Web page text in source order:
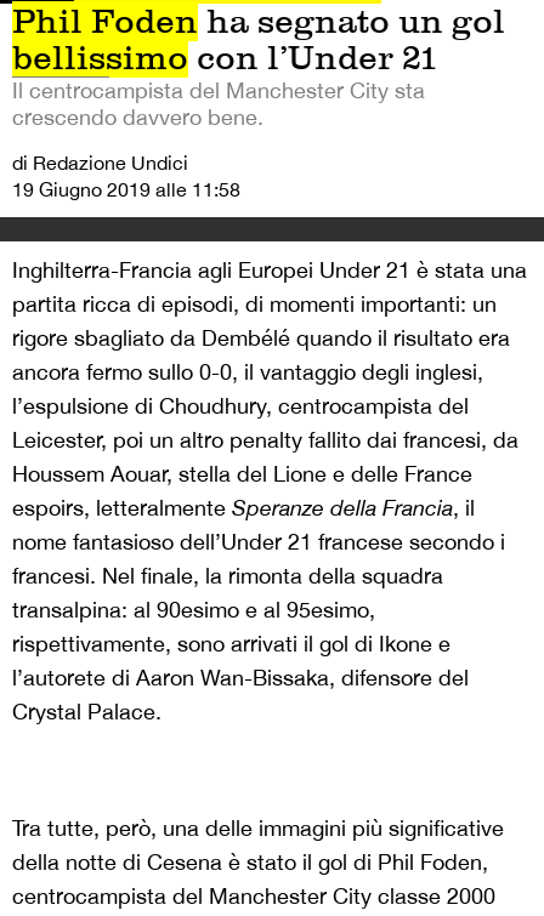
Phil Foden ha segnato un gol
bellissimo con l’Under 21
Il centrocampista del Manchester City sta
crescendo davvero bene.
di Redazione Undici
19 Giugno 2019 alle 11:58
Inghilterra-Francia agli Europei Under 21 è stata una
partita ricca di episodi, di momenti importanti: un
rigore sbagliato da Dembélé quando il risultato era
ancora fermo sullo 0-0, il vantaggio degli inglesi,
l’espulsione di Choudhury, centrocampista del
Leicester, poi un altro penalty fallito dai francesi, da
Houssem Aouar, stella del Lione e delle France
espoirs, letteralmente Speranze della Francia, il
nome fantasioso dell’Under 21 francese secondo i
francesi. Nel finale, la rimonta della squadra
transalpina: al 90esimo e al 95esimo,
rispettivamente, sono arrivati il gol di Ikone e
l’autorete di Aaron Wan-Bissaka, difensore del
Crystal Palace.
Tra tutte, però, una delle immagini più significative
della notte di Cesena è stato il gol di Phil Foden,
centrocampista del Manchester City classe 2000